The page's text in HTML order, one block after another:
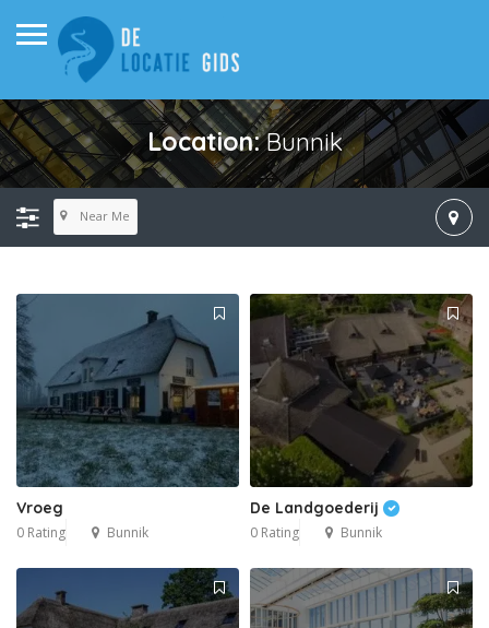
Location:Bunnik
Near Me
Vroeg
0 Rating Bunnik
De Landgoederij
0 Rating Bunnik